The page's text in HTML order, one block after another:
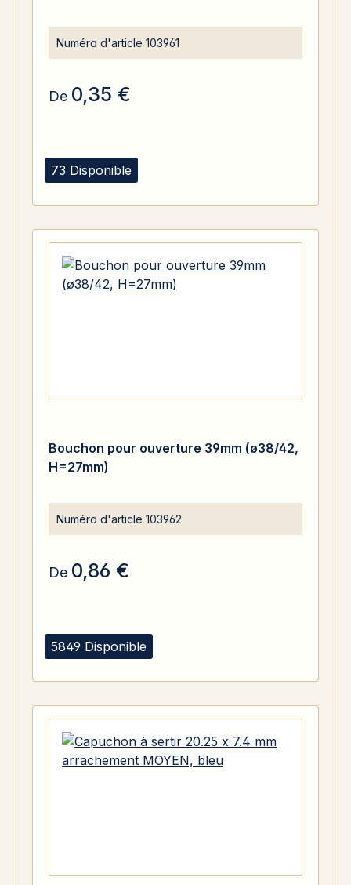
73 Disponible
Numéro d'article 103961
De 0,35 €
5849 Disponible
Bouchon pour ouverture 39mm (ø38/42,
H=27mm)
Numéro d'article 103962
De 0,86 €